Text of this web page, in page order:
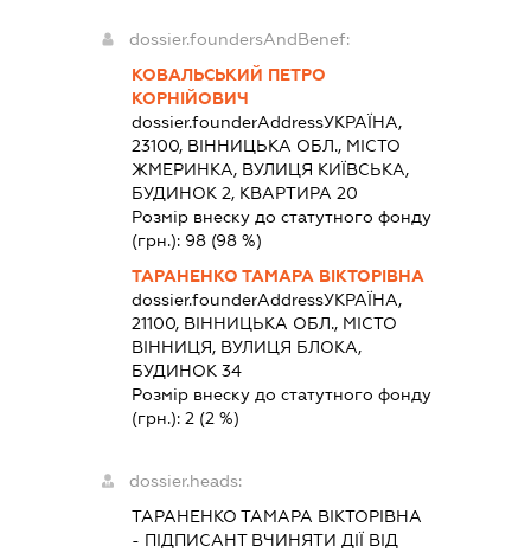
dossier.foundersAndBenef:
КОВАЛЬСЬКИЙ ПЕТРО
КОРНІЙОВИЧ
dossier.founderAddressУКРАЇНА,
23100, ВІННИЦЬКА ОБЛ., МІСТО
ЖМЕРИНКА, ВУЛИЦЯ КИЇВСЬКА,
БУДИНОК 2, КВАРТИРА 20
Розмір внеску до статутного фонду
(грн.): 98(98 %)
ТАРАНЕНКО ТАМАРА ВІКТОРІВНА
dossier.founderAddressУКРАЇНА,
21100, ВІННИЦЬКА ОБЛ., МІСТО
ВІННИЦЯ, ВУЛИЦЯ БЛОКА,
БУДИНОК 34
Розмір внеску до статутного фонду
(грн.): 2(2 %)
dossier.heads:
ТАРАНЕНКО ТАМАРА ВІКТОРІВНА
- ПІДПИСАНТВЧИНЯТИ ДІЇ ВІД